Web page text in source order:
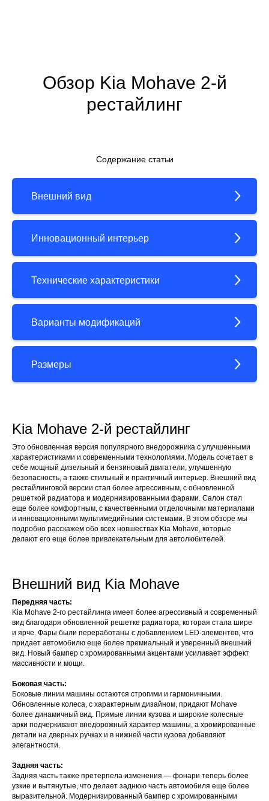
Обзор Kia Mohave 2-й
рестайлинг
Содержание статьи
Внешний вид
Инновационный интерьер
Технические характеристики
Варианты модификаций
Размеры
Kia Mohave 2-й рестайлинг
Это обновленная версия популярного внедорожника с улучшенными
характеристиками и современными технологиями. Модель сочетает в
себе мощный дизельный и бензиновый двигатели, улучшенную
безопасность, а также стильный и практичный интерьер. Внешний вид
рестайлинговой версии стал более агрессивным, с обновленной
решеткой радиатора и модернизированными фарами. Салон стал
еще более комфортным, с качественными отделочными материалами
и инновационными мультимедийными системами. В этом обзоре мы
подробно расскажем обо всех новшествах Kia Mohave, которые
делают его еще более привлекательным для автолюбителей.
Внешний вид Kia Mohave
Передняя часть:
Kia Mohave 2-го рестайлинга имеет более агрессивный и современный
вид благодаря обновленной решетке радиатора, которая стала шире
и ярче. Фары были переработаны с добавлением LED-элементов, что
придает автомобилю еще более премиальный и уверенный внешний
вид. Новый бампер с хромированными акцентами усиливает эффект
массивности и мощи.
Боковая часть:
Боковые линии машины остаются строгими и гармоничными.
Обновленные колеса, с характерным дизайном, придают Mohave
более динамичный вид. Прямые линии кузова и широкие колесные
арки подчеркивают внедорожный характер машины, а хромированные
детали на дверных ручках и в нижней части кузова добавляют
элегантности.
Задняя часть:
Задняя часть также претерпела изменения — фонари теперь более
узкие и вытянутые, что делает заднюю часть автомобиля еще более
выразительной. Модернизированный бампер с хромированными